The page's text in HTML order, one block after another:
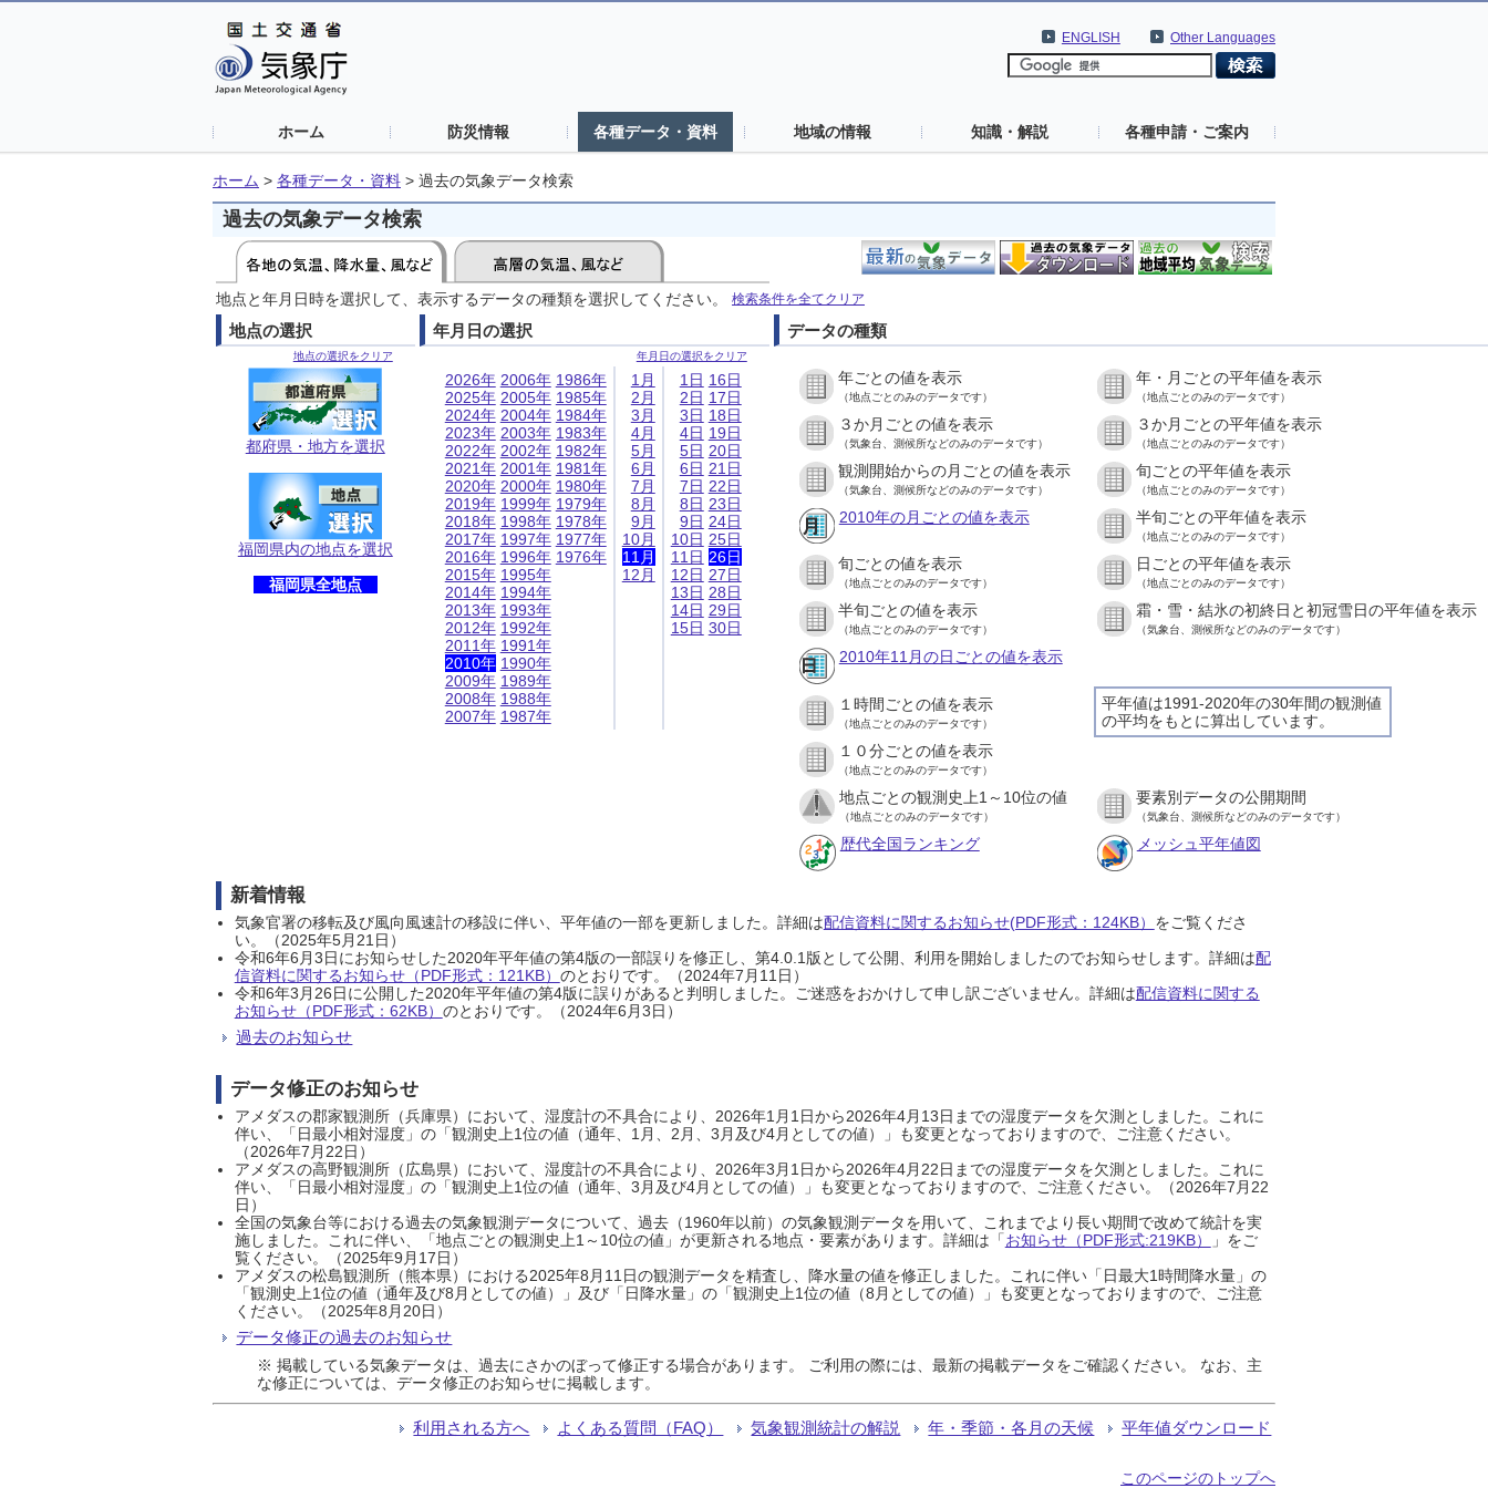
Other Languages
ENGLISH
ホーム 防災情報 各種データ・資料 地域の情報 知識・解説 各種申請・ご案内
ホーム > 各種データ・資料 > 過去の気象データ検索
過去の気象データ検索
地点と年月日時を選択して、表示するデータの種類を選択してください。 検索条件を全てクリア
地点の選択
地点の選択をクリア
都府県・地方を選択
福岡県内の地点を選択
福岡県全地点
年月日の選択
年月日の選択をクリア
2026年
2025年
2024年
2023年
2022年
2021年
2020年
2019年
2018年
2017年
2016年
2015年
2014年
2013年
2012年
2011年
2010年
2009年
2008年
2007年
2006年
2005年
2004年
2003年
2002年
2001年
2000年
1999年
1998年
1997年
1996年
1995年
1994年
1993年
1992年
1991年
1990年
1989年
1988年
1987年
1986年
1985年
1984年
1983年
1982年
1981年
1980年
1979年
1978年
1977年
1976年
1月
2月
3月
4月
5月
6月
7月
8月
9月
10月
11月
12月
1日
2日
3日
4日
5日
6日
7日
8日
9日
10日
11日
12日
13日
14日
15日
16日
17日
18日
19日
20日
21日
22日
23日
24日
25日
26日
27日
28日
29日
30日
データの種類
年ごとの値を表示
（地点ごとのみのデータです）
年・月ごとの平年値を表示
（地点ごとのみのデータです）
３か月ごとの値を表示
（気象台、測候所などのみのデータです）
３か月ごとの平年値を表示
（地点ごとのみのデータです）
観測開始からの月ごとの値を表示
（気象台、測候所などのみのデータです）
旬ごとの平年値を表示
（地点ごとのみのデータです）
2010年の月ごとの値を表示 半旬ごとの平年値を表示
（地点ごとのみのデータです）
旬ごとの値を表示
（地点ごとのみのデータです）
日ごとの平年値を表示
（地点ごとのみのデータです）
半旬ごとの値を表示
（地点ごとのみのデータです）
霜・雪・結氷の初終日と初冠雪日の平年値を表示
（気象台、測候所などのみのデータです）
2010年11月の日ごとの値を表示
平年値は1991-2020年の30年間の観測値
の平均をもとに算出しています。
１時間ごとの値を表示
（地点ごとのみのデータです）
１０分ごとの値を表示
（地点ごとのみのデータです）
地点ごとの観測史上1～10位の値
（地点ごとのみのデータです）
要素別データの公開期間
（気象台、測候所などのみのデータです）
歴代全国ランキング メッシュ平年値図
新着情報
気象官署の移転及び風向風速計の移設に伴い、平年値の一部を更新しました。詳細は配信資料に関するお知らせ(PDF形式：124KB） をご覧くださ
い。（2025年5月21日）
令和6年6月3日にお知らせした2020年平年値の第4版の一部誤りを修正し、第4.0.1版として公開、利用を開始しましたのでお知らせします。詳細は配
信資料に関するお知らせ（PDF形式：121KB） のとおりです。（2024年7月11日）
令和6年3月26日に公開した2020年平年値の第4版に誤りがあると判明しました。ご迷惑をおかけして申し訳ございません。詳細は配信資料に関する
お知らせ（PDF形式：62KB） のとおりです。（2024年6月3日）
過去のお知らせ
データ修正のお知らせ
アメダスの郡家観測所（兵庫県）において、湿度計の不具合により、2026年1月1日から2026年4月13日までの湿度データを欠測としました。これに
伴い、「日最小相対湿度」の「観測史上1位の値（通年、1月、2月、3月及び4月としての値）」も変更となっておりますので、ご注意ください。
（2026年7月22日）
アメダスの高野観測所（広島県）において、湿度計の不具合により、2026年3月1日から2026年4月22日までの湿度データを欠測としました。これに
伴い、「日最小相対湿度」の「観測史上1位の値（通年、3月及び4月としての値）」も変更となっておりますので、ご注意ください。（2026年7月22
日）
全国の気象台等における過去の気象観測データについて、過去（1960年以前）の気象観測データを用いて、これまでより長い期間で改めて統計を実
施しました。これに伴い、「地点ごとの観測史上1～10位の値」が更新される地点・要素があります。詳細は「お知らせ（PDF形式:219KB）
」をご
覧ください。（2025年9月17日）
アメダスの松島観測所（熊本県）における2025年8月11日の観測データを精査し、降水量の値を修正しました。これに伴い「日最大1時間降水量」の
「観測史上1位の値（通年及び8月としての値）」及び「日降水量」の「観測史上1位の値（8月としての値）」も変更となっておりますので、ご注意
ください。（2025年8月20日）
データ修正の過去のお知らせ
※ 掲載している気象データは、過去にさかのぼって修正する場合があります。 ご利用の際には、最新の掲載データをご確認ください。 なお、主
な修正については、データ修正のお知らせに掲載します。
利用される方へ よくある質問（FAQ） 気象観測統計の解説 年・季節・各月の天候 平年値ダウンロード
このページのトップへ